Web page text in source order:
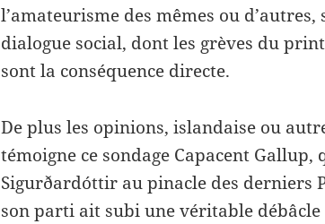
l’amateurisme des mêmes ou
dialogue social, dont les grèves du
sont la conséquence directe.
De plus les opinions, islandaise ou
témoigne ce sondage Capacent Gallup,
Sigurðardóttir au pinacle des derniers
son parti ait subi une véritable